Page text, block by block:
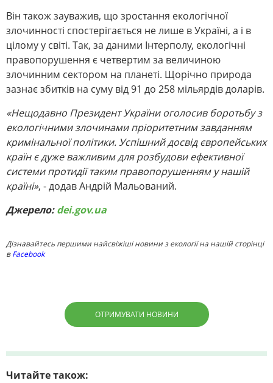
Він також зауважив, що зростання екологічної
злочинності спостерігається не лише в Україні, а і в
цілому у світі. Так, за даними Інтерполу, екологічні
правопорушення є четвертим за величиною
злочинним сектором на планеті. Щорічно природа
зазнає збитків на суму від 91 до 258 мільярдів доларів.
«Нещодавно Президент України оголосив боротьбу з
екологічними злочинами пріоритетним завданням
кримінальної політики. Успішний досвід європейських
країн є дуже важливим для розбудови ефективної
системи протидії таким правопорушенням у нашій
країні», - додав Андрій Мальований.
Джерело:dei.gov.ua
Дізнавайтесь першими найсвіжіші новини з екології на нашій сторінці
вFacebook
ОТРИМУВАТИ НОВИНИ
Читайте також: